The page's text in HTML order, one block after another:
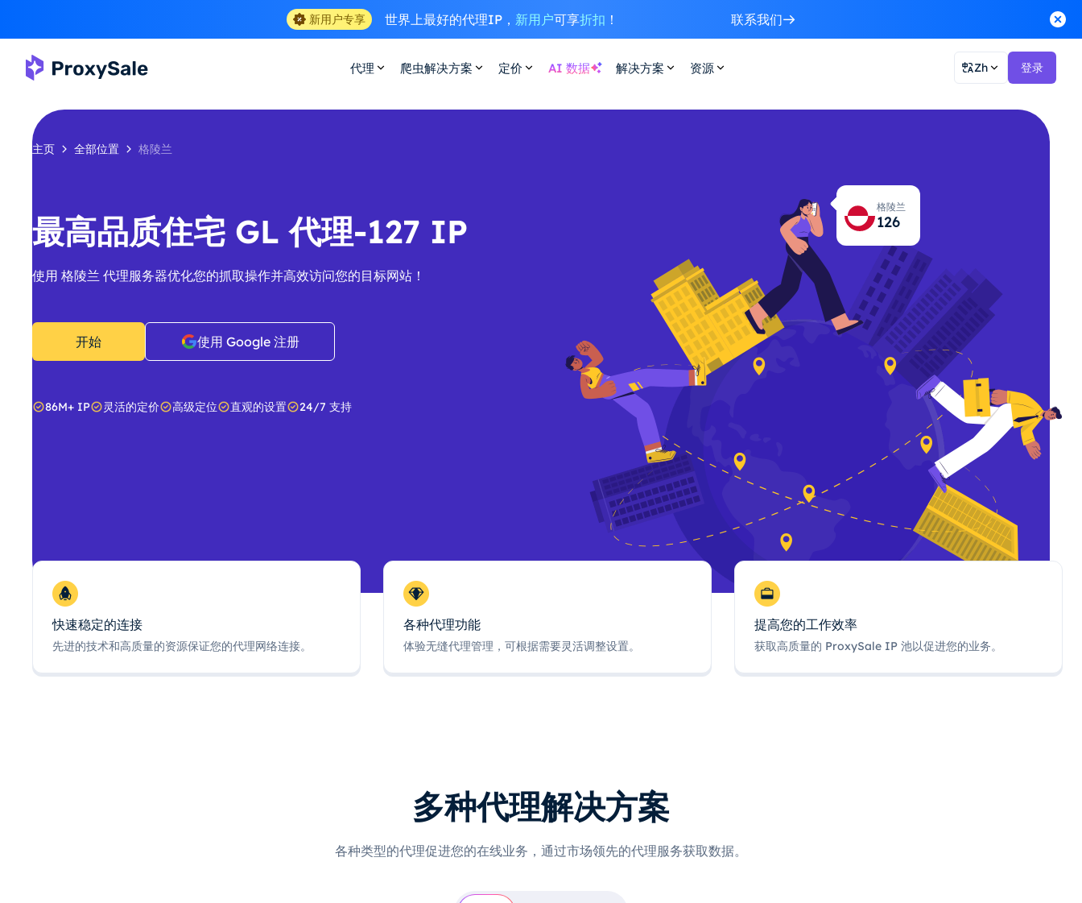
新用户专享 世界上最好的代理IP， 新用户可享折扣 ！ 联系我们
代理 爬虫解决方案 定价 AI 数据 解决方案 资源 Zh 登录
主页 全部位置 格陵兰
最高品质住宅 GL 代理-127 IP
使用 格陵兰 代理服务器优化您的抓取操作并高效访问您的目标网站！
开始 使用 Google 注册
86M+ IP 灵活的定价 高级定位 直观的设置 24/7 支持
格陵兰
127
快速稳定的连接
先进的技术和高质量的资源保证您的代理网络连接。
各种代理功能
体验无缝代理管理，可根据需要灵活调整设置。
提高您的工作效率
获取高质量的 ProxySale IP 池以促进您的业务。
多种代理解决方案
各种类型的代理促进您的在线业务，通过市场领先的代理服务获取数据。